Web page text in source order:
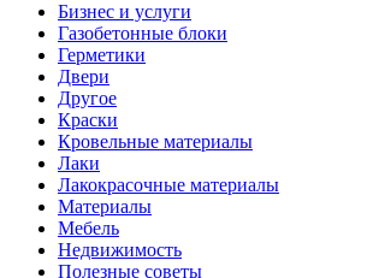
Бизнес и услуги
Газобетонные блоки
Герметики
Двери
Другое
Краски
Кровельные материалы
Лаки
Лакокрасочные материалы
Материалы
Мебель
Недвижимость
Полезные советы